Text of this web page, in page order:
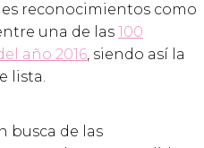
reconocimientos como
una de las 100
año 2016, siendo así la
lista.
busca de las